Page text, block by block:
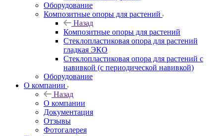
Оборудование
Композитные опоры для растений
Назад
Композитные опоры для растений
Стеклопластиковая опора для растений
гладкая ЭКО
Стеклопластиковая опора для растений с
навивкой (с периодической навивкой)
Оборудование
О компании
Назад
О компании
Документация
Отзывы
Фотогалерея